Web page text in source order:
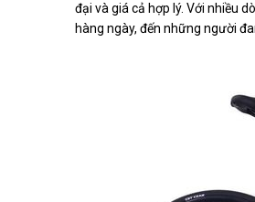
đại và giá cả hợp lý. Với nhiều
hàng ngày, đến những người